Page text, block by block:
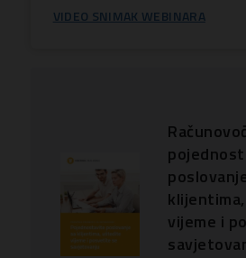
VIDEO SNIMAK WEBINARA
vijeme i